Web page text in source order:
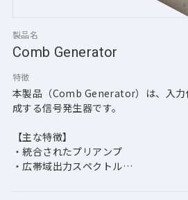
製品名
Comb Generator
特徴
本製品（Comb Generator）は、入力
成する信号発生器です。
【主な特徴】
・統合されたプリアンプ
・広帯域出力スペクトル
・軽量/小型